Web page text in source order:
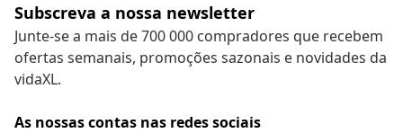
Subscreva a nossa newsletter
Junte-se a mais de 700 000 compradores que recebem
ofertas semanais, promoções sazonais e novidades da
vidaXL.
As nossas contas nas redes sociais